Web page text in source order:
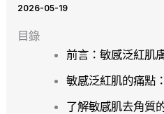
2026-05-19
目錄
前言：敏感泛紅肌
敏感泛紅肌的痛點
了解敏感肌去角質